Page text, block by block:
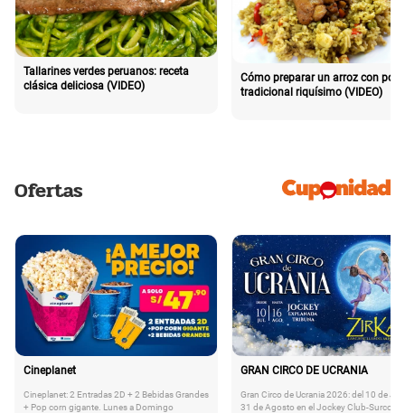
Tallarines verdes peruanos: receta
clásica deliciosa (VIDEO)
Cómo preparar un arroz con pollo
tradicional riquísimo (VIDEO)
Ofertas
Cineplanet
Cineplanet: 2 Entradas 2D + 2 Bebidas Grandes
+ Pop corn gigante. Lunes a Domingo
GRAN CIRCO DE UCRANIA
Gran Circo de Ucrania 2026: del 10 de
31 de Agosto en el Jockey Club-Surco